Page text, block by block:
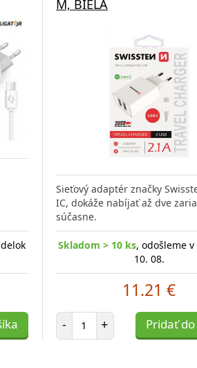
M, BIELA
Sieťový adaptér značky
IC, dokáže nabíjať až dve
súčasne.
Skladom > 10 ks, odošleme
10. 08.
11.21 €
- Počet položiek
+ Pridať